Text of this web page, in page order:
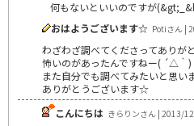
何もないといいのですが
おはようございます☆ Potiさん |
わざわざ調べてくださってありが
怖いのがあったんですねー( ´△｀)
また自分でも調べてみたいと思い
ありがとうございます☆
こんにちは きらりンさん | 2013/